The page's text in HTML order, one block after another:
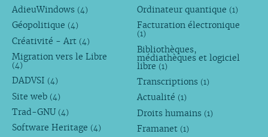
AdieuWindows (4)
Géopolitique (4)
Créativité - Art (4)
Migration vers le Libre
(4)
DADVSI (4)
Site web (4)
Trad-GNU (4)
Software Heritage (4)
Ordinateur quantique (1)
Facturation électronique
(1)
Bibliothèques,
médiathèques et logiciel
libre (1)
Transcriptions (1)
Actualité (1)
Droits humains (1)
Framanet (1)